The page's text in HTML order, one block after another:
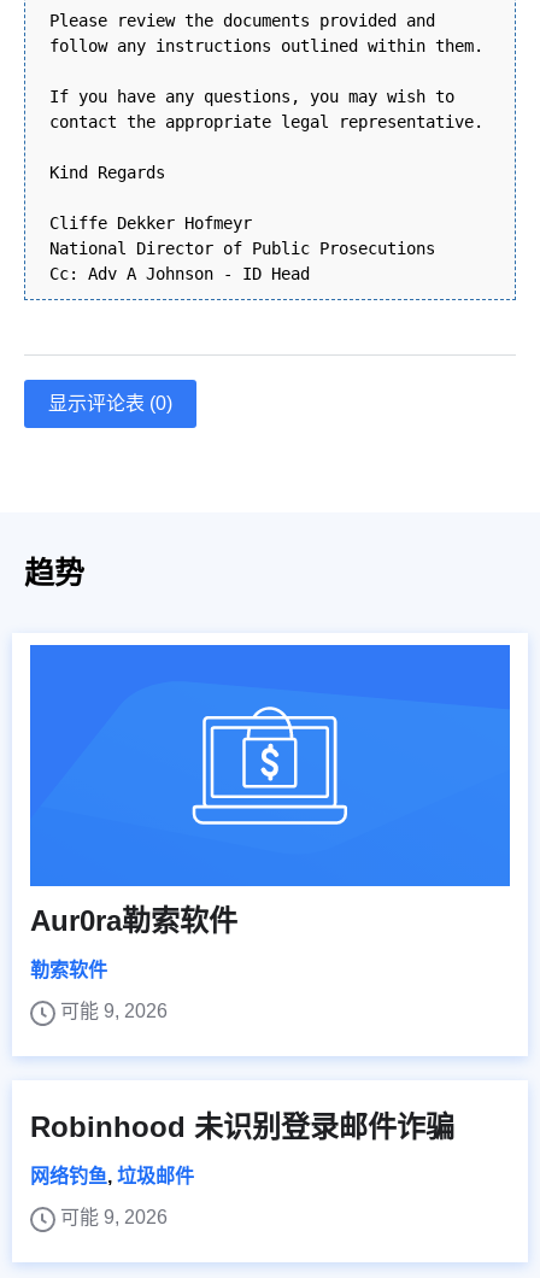
Please review the documents provided and
follow any instructions outlined within them.
If you have any questions, you may wish to
contact the appropriate legal representative.
Kind Regards
Cliffe Dekker Hofmeyr
National Director of Public Prosecutions
Cc: Adv A Johnson - ID Head
显示评论表 (0)
趋势
Aur0ra勒索软件
勒索软件
可能 9, 2026
Robinhood 未识别登录邮件诈骗
网络钓鱼, 垃圾邮件
可能 9, 2026